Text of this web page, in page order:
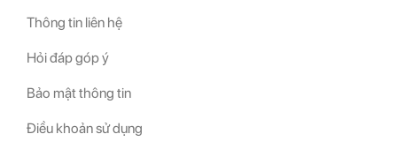
Thông tin liên hệ
Hỏi đáp góp ý
Bảo mật thông tin
Điều khoản sử dụng